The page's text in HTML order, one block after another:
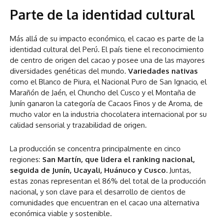
Parte de la identidad cultural
Más allá de su impacto económico, el cacao es parte de la
identidad cultural del Perú. El país tiene el reconocimiento
de centro de origen del cacao y posee una de las mayores
diversidades genéticas del mundo. Variedades nativas
como el Blanco de Piura, el Nacional Puro de San Ignacio, el
Marañón de Jaén, el Chuncho del Cusco y el Montaña de
Junín ganaron la categoría de Cacaos Finos y de Aroma, de
mucho valor en la industria chocolatera internacional por su
calidad sensorial y trazabilidad de origen.
La producción se concentra principalmente en cinco
regiones: San Martín, que lidera el ranking nacional,
seguida de Junín, Ucayali, Huánuco y Cusco. Juntas,
estas zonas representan el 86% del total de la producción
nacional, y son clave para el desarrollo de cientos de
comunidades que encuentran en el cacao una alternativa
económica viable y sostenible.